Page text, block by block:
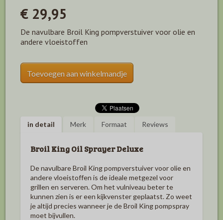
€ 29,95
De navulbare Broil King pompverstuiver voor olie en
andere vloeistoffen
Toevoegen aan winkelmandje
in detail Merk Formaat Reviews
Broil King Oil Sprayer Deluxe
De navulbare Broil King pompverstuiver voor olie en
andere vloeistoffen is de ideale metgezel voor
grillen en serveren.Om het vulniveau beter te
kunnen zien is er een kijkvenster geplaatst. Zo weet
je altijd precies wanneer je de Broil King pompspray
moet bijvullen.